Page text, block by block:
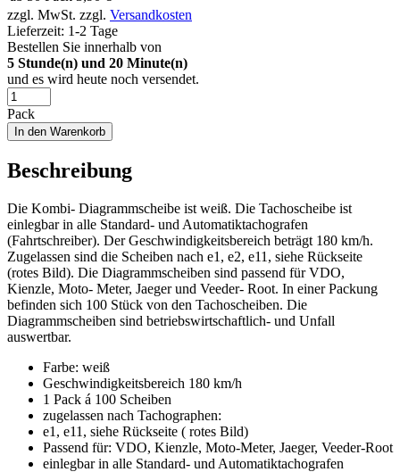
zzgl. MwSt. zzgl. Versandkosten
Lieferzeit: 1-2 Tage
Bestellen Sie innerhalb von
5 Stunde(n) und 20 Minute(n)
und es wird heute noch versendet.
Pack
In den Warenkorb
Beschreibung
Die Kombi- Diagrammscheibe ist weiß. Die Tachoscheibe ist
einlegbar in alle Standard- und Automatiktachografen
(Fahrtschreiber). Der Geschwindigkeitsbereich beträgt 180 km/h.
Zugelassen sind die Scheiben nach e1, e2, e11, siehe Rückseite
(rotes Bild). Die Diagrammscheiben sind passend für VDO,
Kienzle, Moto- Meter, Jaeger und Veeder- Root. In einer Packung
befinden sich 100 Stück von den Tachoscheiben. Die
Diagrammscheiben sind betriebswirtschaftlich- und Unfall
auswertbar.
Farbe: weiß
Geschwindigkeitsbereich 180 km/h
1 Pack á 100 Scheiben
zugelassen nach Tachographen:
e1, e11, siehe Rückseite ( rotes Bild)
Passend für: VDO, Kienzle, Moto-Meter, Jaeger, Veeder-Root
einlegbar in alle Standard- und Automatiktachografen